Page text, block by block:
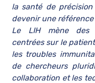
la santé de
devenir une
Le LIH mène des
centrées sur le
les troubles
de chercheurs
collaboration et les